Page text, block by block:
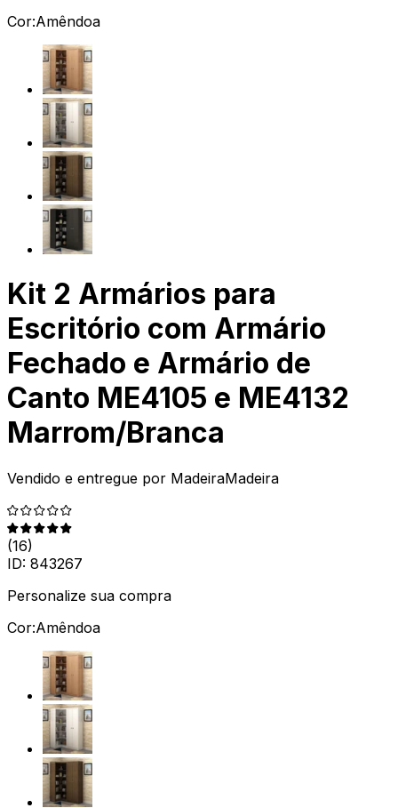
Cor:Amêndoa
Kit 2 Armários para
Escritório com Armário
Fechado e Armário de
Canto ME4105 e ME4132
Marrom/Branca
Vendido e entregue por MadeiraMadeira
(16)
ID: 843267
Personalize sua compra
Cor:Amêndoa